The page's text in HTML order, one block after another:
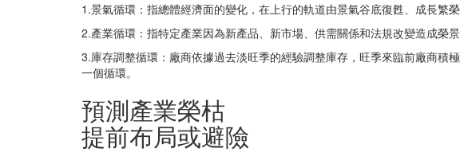
1.景氣循環：指總體經濟面的變化，在上行的軌道由景氣谷底復甦、成長繁
2.產業循環：指特定產業因為新產品、新市場、供需關係和法規改變造成榮
3.庫存調整循環：廠商依據過去淡旺季的經驗調整庫存，旺季來臨前廠商
一個循環。
預測產業榮枯
提前布局或避險